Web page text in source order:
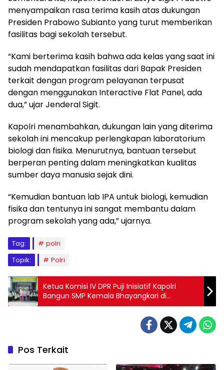
menyampaikan rasa terima kasih atas dukungan
Presiden Prabowo Subianto yang turut memberikan
fasilitas bagi sekolah tersebut.
“Kami berterima kasih bahwa ada kelas yang saat ini
sudah mendapatkan fasilitas dari Bapak Presiden
terkait dengan program pelayanan terpusat
dengan menggunakan Interactive Flat Panel, ada
dua,” ujar Jenderal Sigit.
Kapolri menambahkan, dukungan lain yang diterima
sekolah ini mencakup perlengkapan laboratorium
biologi dan fisika. Menurutnya, bantuan tersebut
berperan penting dalam meningkatkan kualitas
sumber daya manusia sejak dini.
“Kemudian bantuan lab IPA untuk biologi, kemudian
fisika dan tentunya ini sangat membantu dalam
program sekolah yang ada,” ujarnya.
Tag:
polri
Topik:
Polri
Ketua Komisi IV DPR Puji Inisiatif Kapolri
Bangun SMP Kemala Bhayangkari di
Karanganyar
Pos Terkait